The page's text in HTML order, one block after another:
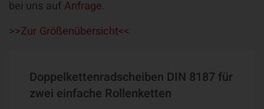
bei uns auf Anfrage.
>>Zur Größenübersicht<<
Doppelkettenradscheiben DIN 8187 für
zwei einfache Rollenketten